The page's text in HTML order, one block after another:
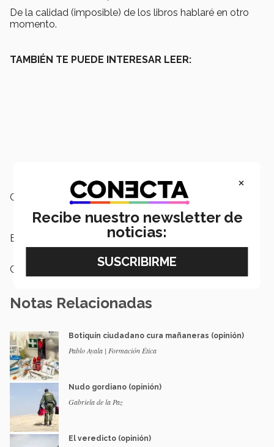
De la calidad (imposible) de los libros hablaré en otro
momento.
TAMBIÉN TE PUEDE INTERESAR LEER:
Campus:
Etiquetas:
Categoría:
Notas Relacionadas
Botiquín ciudadano cura mañaneras (opinión)
Pablo Ayala | Formación Ética
Nudo gordiano (opinión)
Gabriela de la Paz
El veredicto (opinión)
×
Recibe nuestro newsletter de
noticias: